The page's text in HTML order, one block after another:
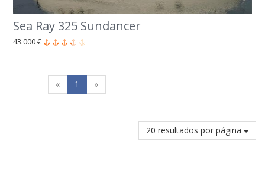
Sea Ray 325 Sundancer
43.000 €
« 1 »
20 resultados por página